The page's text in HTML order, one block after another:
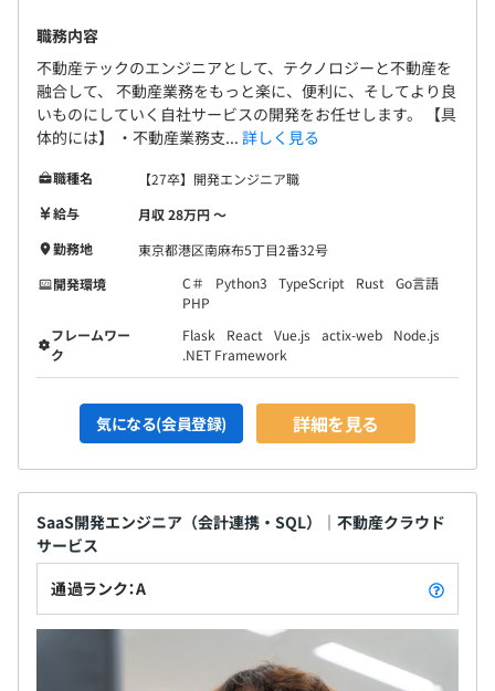
Kubernetes、Amazon ECS、Google Kubernetes
Engine、Amazon Elastic Kubernetes Service、
Prometheus、Amazon CloudWatch
♦OKRによる目標設定
「各人のグレード」と「本部ごとに求められる職務・能力
感のある目標を設定。​
職種やチームによって定性/定量的な目標をバランスよく
設定、成長を促すような評価制度を導入しています。
♦年2回の評価
上期・下期の目標設定、振り返りによる評価を行っていま
す。（査定は年1回）
また、各部門によっては上長が隔週1on1で目標の振り返
りやキャリア相談の実施を行っています。
◎関東ITソフトウェア健康保険組合提携施設利用可能
無期雇用
試用期間あり：3か月
職務内容
不動産テックのエンジニアとして、テクノロジーと不動産を
融合して、 不動産業務をもっと楽に、便利に、そしてより良
いものにしていく自社サービスの開発をお任せします。 【具
体的には】 ・不動産業務支... 詳しく見る
職種名
【27卒】開発エンジニア職
給与
月収 28万円 〜
勤務地
東京都港区南麻布5丁目2番32号
開発環境
C＃ Python3 TypeScript Rust
Go言語
PHP
フレームワー
ク
Flask React Vue.js actix-web
Node.js
.NET Framework
気になる(会員登録) 詳細を見る
SaaS開発エンジニア（会計連携・SQL）｜不動産クラウド
サービス
通過ランク：A